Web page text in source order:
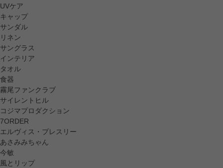
UVケア
キャップ
サンダル
リネン
サングラス
インテリア
タオル
食器
霧尾ファンクラブ
サイレントヒル
コジマプロダクション
7ORDER
エルヴィス・プレスリー
あさみみちゃん
今敏
風とリップ